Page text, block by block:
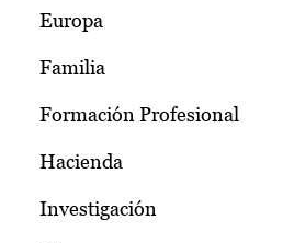
Europa
Familia
Formación Profesional
Hacienda
Investigación